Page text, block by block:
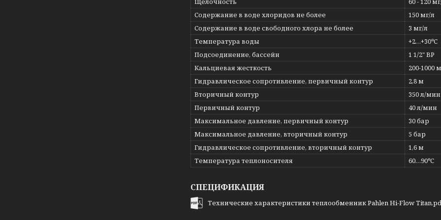
Содержание в воде хлоридов не более
150 мг/л
Содержание в воде свободного хлора не более
3 мг/л
Температура воды
+2…+30ºС
Подсоединение, бассейн
1 1/2" ВР
Кальциевая жесткость
200-1000
Гидравлическое сопротивление, первичный контур
2,8 м
Вторичный контур
350 л/мин
Первичный контур
40 л/мин
Максимальное давление, первичный контур
30 бар
Максимальное давление, вторичный контур
5 бар
Гидравлическое сопротивление, вторичный контур
1,6 м
Температура теплоносителя
60…90ºС
СПЕЦИФИКАЦИЯ
Технические характеристики теплообменник Pahlen Hi-Flow